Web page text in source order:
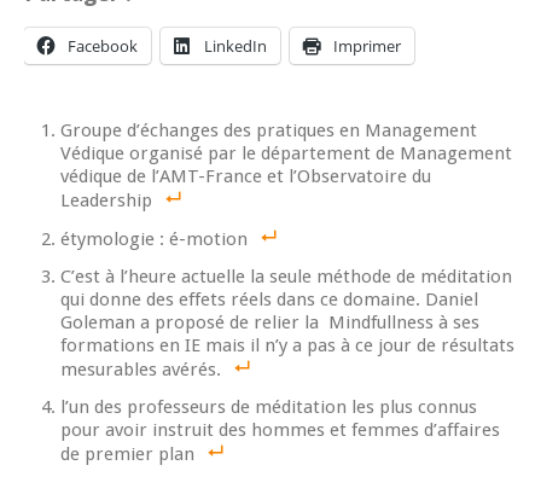
Facebook LinkedIn Imprimer
Groupe d’échanges des pratiques en Management
Védique organisé par le département de Management
védique de l’AMT-France et l’Observatoire du
Leadership
étymologie : é-motion
C’est à l’heure actuelle la seule méthode de méditation
qui donne des effets réels dans ce domaine. Daniel
Goleman a proposé de relier la Mindfullness à ses
formations en IE mais il n’y a pas à ce jour de résultats
mesurables avérés.
l’un des professeurs de méditation les plus connus
pour avoir instruit des hommes et femmes d’affaires
de premier plan